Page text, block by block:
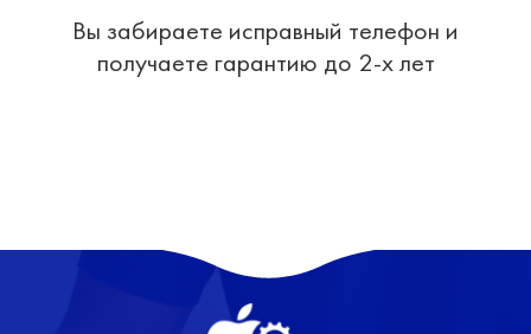
Вы забираете исправный телефон и
получаете гарантию до 2-х лет